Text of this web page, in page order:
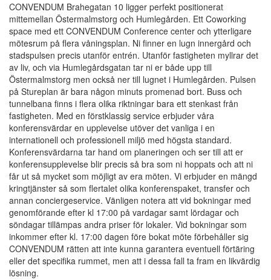
CONVENDUM Brahegatan 10 ligger perfekt positionerat
mittemellan Östermalmstorg och Humlegården. Ett Coworking
space med ett CONVENDUM Conference center och ytterligare
mötesrum på flera våningsplan. Ni finner en lugn innergård och
stadspulsen precis utanför entrén. Utanför fastigheten myllrar det
av liv, och via Humlegårdsgatan tar ni er både upp till
Östermalmstorg men också ner till lugnet i Humlegården. Pulsen
på Stureplan är bara någon minuts promenad bort. Buss och
tunnelbana finns i flera olika riktningar bara ett stenkast från
fastigheten. Med en förstklassig service erbjuder våra
konferensvärdar en upplevelse utöver det vanliga i en
internationell och professionell miljö med högsta standard.
Konferensvärdarna tar hand om planeringen och ser till att er
konferensupplevelse blir precis så bra som ni hoppats och att ni
får ut så mycket som möjligt av era möten. Vi erbjuder en mängd
kringtjänster så som flertalet olika konferenspaket, transfer och
annan conciergeservice. Vänligen notera att vid bokningar med
genomförande efter kl 17:00 på vardagar samt lördagar och
söndagar tillämpas andra priser för lokaler. Vid bokningar som
inkommer efter kl. 17:00 dagen före bokat möte förbehåller sig
CONVENDUM rätten att inte kunna garantera eventuell förtäring
eller det specifika rummet, men att i dessa fall ta fram en likvärdig
lösning.